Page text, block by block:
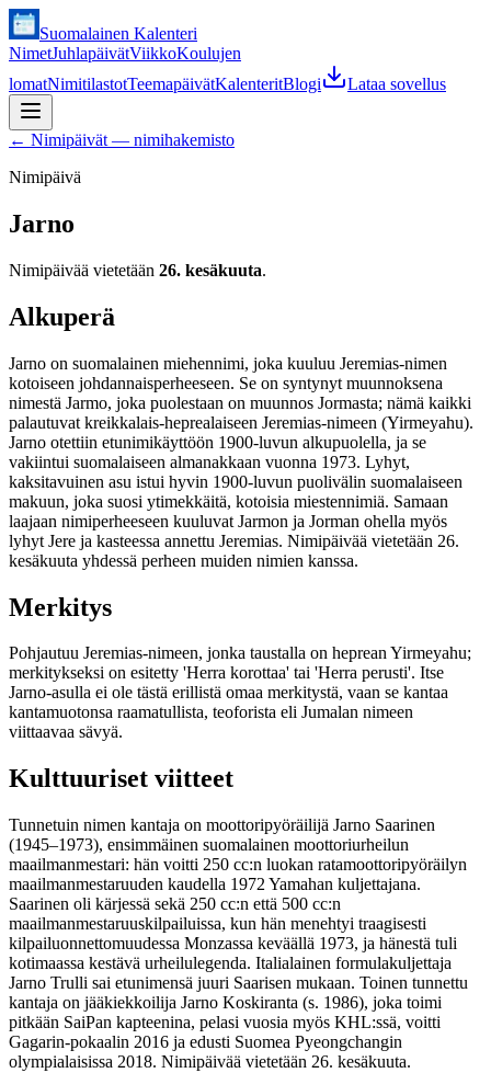
Suomalainen Kalenteri
NimetJuhlapäivätViikkoKoulujen
lomatNimitilastotTeemapäivätKalenteritBlogi Lataa sovellus
← Nimipäivät — nimihakemisto
Nimipäivä
Jarno
Nimipäivää vietetään 26. kesäkuuta.
Alkuperä
Jarno on suomalainen miehennimi, joka kuuluu Jeremias-nimen
kotoiseen johdannaisperheeseen. Se on syntynyt muunnoksena
nimestä Jarmo, joka puolestaan on muunnos Jormasta; nämä kaikki
palautuvat kreikkalais-heprealaiseen Jeremias-nimeen (Yirmeyahu).
Jarno otettiin etunimikäyttöön 1900-luvun alkupuolella, ja se
vakiintui suomalaiseen almanakkaan vuonna 1973. Lyhyt,
kaksitavuinen asu istui hyvin 1900-luvun puolivälin suomalaiseen
makuun, joka suosi ytimekkäitä, kotoisia miestennimiä. Samaan
laajaan nimiperheeseen kuuluvat Jarmon ja Jorman ohella myös
lyhyt Jere ja kasteessa annettu Jeremias. Nimipäivää vietetään 26.
kesäkuuta yhdessä perheen muiden nimien kanssa.
Merkitys
Pohjautuu Jeremias-nimeen, jonka taustalla on heprean Yirmeyahu;
merkitykseksi on esitetty 'Herra korottaa' tai 'Herra perusti'. Itse
Jarno-asulla ei ole tästä erillistä omaa merkitystä, vaan se kantaa
kantamuotonsa raamatullista, teoforista eli Jumalan nimeen
viittaavaa sävyä.
Kulttuuriset viitteet
Tunnetuin nimen kantaja on moottoripyöräilijä Jarno Saarinen
(1945–1973), ensimmäinen suomalainen moottoriurheilun
maailmanmestari: hän voitti 250 cc:n luokan ratamoottoripyöräilyn
maailmanmestaruuden kaudella 1972 Yamahan kuljettajana.
Saarinen oli kärjessä sekä 250 cc:n että 500 cc:n
maailmanmestaruuskilpailuissa, kun hän menehtyi traagisesti
kilpailuonnettomuudessa Monzassa keväällä 1973, ja hänestä tuli
kotimaassa kestävä urheilulegenda. Italialainen formulakuljettaja
Jarno Trulli sai etunimensä juuri Saarisen mukaan. Toinen tunnettu
kantaja on jääkiekkoilija Jarno Koskiranta (s. 1986), joka toimi
pitkään SaiPan kapteenina, pelasi vuosia myös KHL:ssä, voitti
Gagarin-pokaalin 2016 ja edusti Suomea Pyeongchangin
olympialaisissa 2018. Nimipäivää vietetään 26. kesäkuuta.